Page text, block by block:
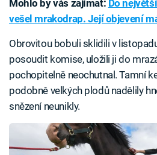
Mohlo by vás zajímat: Do
vešel mrakodrap. Její objevení
Obrovitou bobuli sklidili v
posoudit komise, uložili ji do
pochopitelně neochutnal. Tamní
podobně velkých plodů nadělily
snězení neunikly.